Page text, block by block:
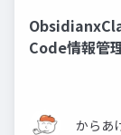
Code情報管
からあ